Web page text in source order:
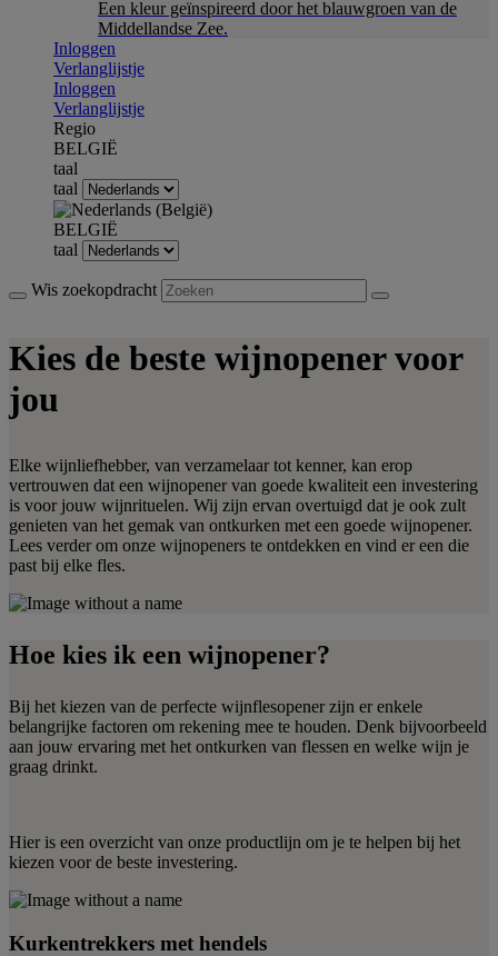
Een kleur geïnspireerd door het blauwgroen van de
Middellandse Zee.
Inloggen
Verlanglijstje
Inloggen
Verlanglijstje
Regio
BELGIË
taal
taal
BELGIË
taal
Wis zoekopdracht
Kies de beste wijnopener voor
jou
Elke wijnliefhebber, van verzamelaar tot kenner, kan erop
vertrouwen dat een wijnopener van goede kwaliteit een investering
is voor jouw wijnrituelen. Wij zijn ervan overtuigd dat je ook zult
genieten van het gemak van ontkurken met een goede wijnopener.
Lees verder om onze wijnopeners te ontdekken en vind er een die
past bij elke fles.
Hoe kies ik een wijnopener?
Bij het kiezen van de perfecte wijnflesopener zijn er enkele
belangrijke factoren om rekening mee te houden. Denk bijvoorbeeld
aan jouw ervaring met het ontkurken van flessen en welke wijn je
graag drinkt.
Hier is een overzicht van onze productlijn om je te helpen bij het
kiezen voor de beste investering.
Kurkentrekkers met hendels